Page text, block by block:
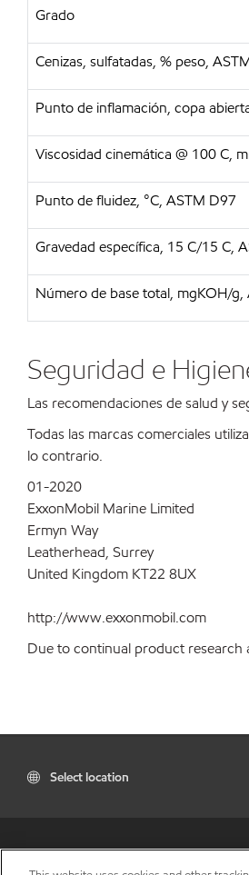
Grado
Cenizas, sulfatadas, % peso,
Punto de inflamación, copa
Viscosidad cinemática @ 100 C,
Punto de fluidez, °C, ASTM D97
Gravedad específica, 15 C/15 C,
Número de base total, mgKOH/
Seguridad e
Las recomendaciones de salud y
Todas las marcas comerciales
lo contrario.
01-2020
ExxonMobil Marine Limited
Ermyn Way
Leatherhead, Surrey
United Kingdom KT22 8UX
http://www.exxonmobil.com
Due to continual product research
Select location